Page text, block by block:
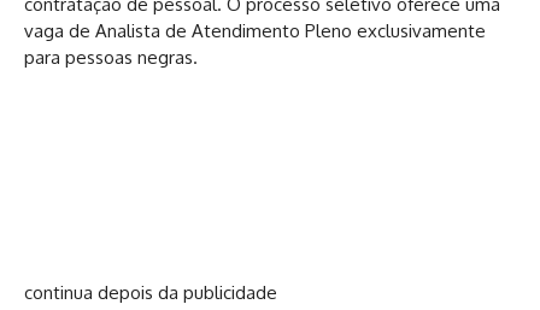
vaga de Analista de Atendimento Pleno exclusivamente
para pessoas negras.
continua depois da publicidade